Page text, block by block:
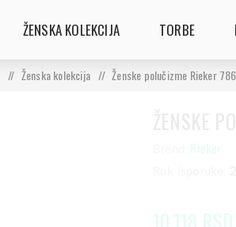
ŽENSKA KOLEKCIJA TORBE
/ Ženska kolekcija / Ženske polučizme Rieker